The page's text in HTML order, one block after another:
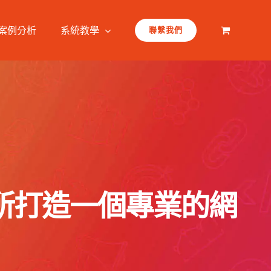
例分析 系統教學 聯繫我們
打造一個專業的網